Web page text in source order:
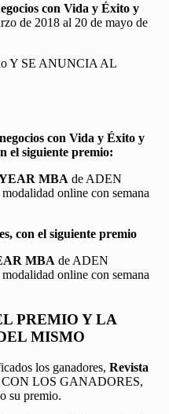
con Vida y Éxito y
de 2018 al 20 de mayo de
Y SE ANUNCIA AL
con Vida y Éxito y
el siguiente premio:
MBA de ADEN
online con semana
con el siguiente premio
MBA de ADEN
online con semana
PREMIO Y LA
MISMO
los ganadores, Revista
LOS GANADORES,
su premio.